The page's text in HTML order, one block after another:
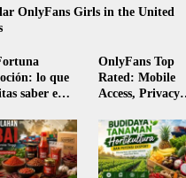
OnlyFans Girls in the United
lo que
saber en
OnlyFans Top
Rated: Mobile
Access, Privacy
Content Guide